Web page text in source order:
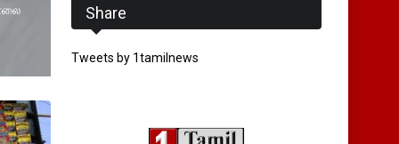
Share
Tweets by 1tamilnews